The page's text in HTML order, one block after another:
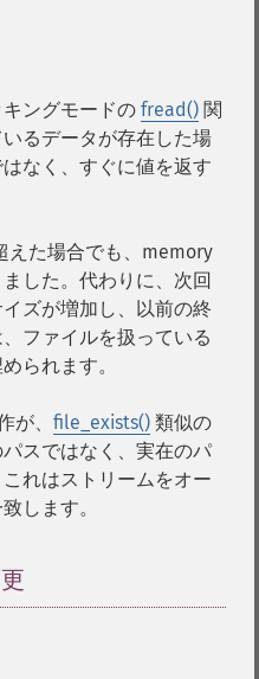
ングモードの fread() 関
るデータが存在した場
なく、すぐに値を返す
えた場合でも、memory
した。代わりに、次回
ズが増加し、以前の終
ファイルを扱っている
られます。
が、 file_exists() 類似の
スではなく、実在のパ
れはストリームをオー
します。